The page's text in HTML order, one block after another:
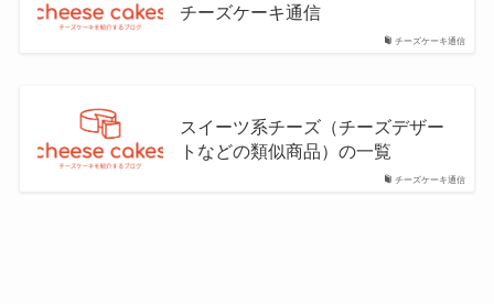
チーズケーキ通信
チーズケーキ通信
チーズケーキ通信
スイーツ系チーズ（チーズデザー
トなどの類似商品）の一覧